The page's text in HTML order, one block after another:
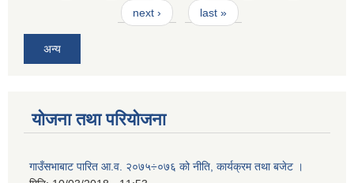
next › last »
अन्य
योजना तथा परियोजना
गाउँसभाबाट पारित आ.व. २०७५÷०७६ को नीति, कार्यक्रम तथा बजेट ।